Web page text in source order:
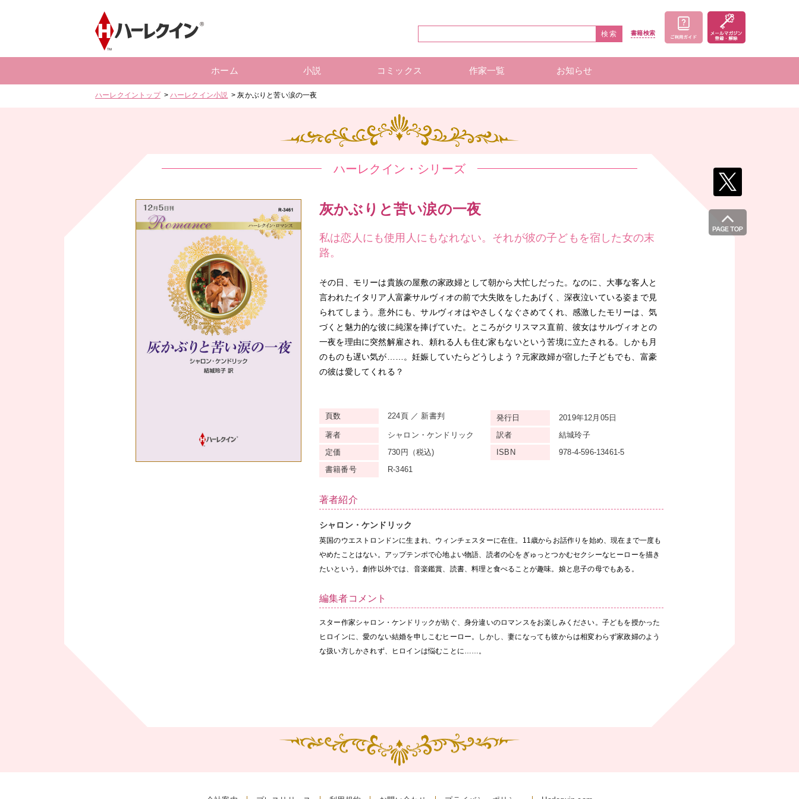
検索 書籍検索
ホーム 小説 コミックス 作家一覧 お知らせ
ハーレクイントップ ハーレクイン小説 灰かぶりと苦い涙の一夜
ハーレクイン・シリーズ
灰かぶりと苦い涙の一夜
私は恋人にも使用人にもなれない。それが彼の子どもを宿した女の末
路。
その日、モリーは貴族の屋敷の家政婦として朝から大忙しだった。なのに、大事な客人と
言われたイタリア人富豪サルヴィオの前で大失敗をしたあげく、深夜泣いている姿まで見
られてしまう。意外にも、サルヴィオはやさしくなぐさめてくれ、感激したモリーは、気
づくと魅力的な彼に純潔を捧げていた。ところがクリスマス直前、彼女はサルヴィオとの
一夜を理由に突然解雇され、頼れる人も住む家もないという苦境に立たされる。しかも月
のものも遅い気が……。妊娠していたらどうしよう？元家政婦が宿した子どもでも、富豪
の彼は愛してくれる？
頁数 224頁 ／ 新書判 発行日
2019年12月05日
著者
シャロン・ケンドリック 訳者
結城玲子
定価
730円（税込) ISBN
978-4-596-13461-5
書籍番号
R-3461
著者紹介
シャロン・ケンドリック
英国のウエストロンドンに生まれ、ウィンチェスターに在住。11歳からお話作りを始め、現在まで一度も
やめたことはない。アップテンポで心地よい物語、読者の心をぎゅっとつかむセクシーなヒーローを描き
たいという。創作以外では、音楽鑑賞、読書、料理と食べることが趣味。娘と息子の母でもある。
編集者コメント
スター作家シャロン・ケンドリックが紡ぐ、身分違いのロマンスをお楽しみください。子どもを授かった
ヒロインに、愛のない結婚を申しこむヒーロー。しかし、妻になっても彼からは相変わらず家政婦のよう
な扱い方しかされず、ヒロインは悩むことに……。